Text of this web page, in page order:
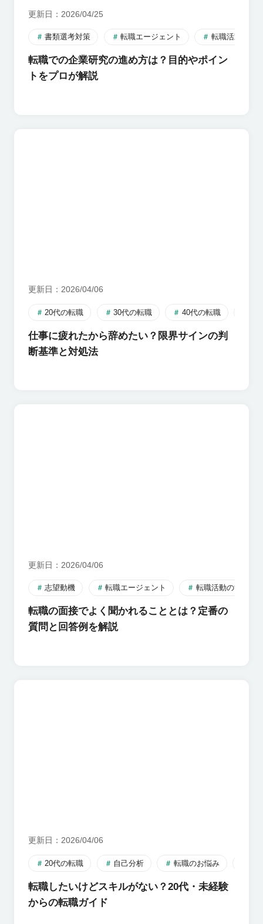
更新日 2026/04/25
書類選考対策 転職エージェント 転職活動のす
転職での企業研究の進め方は？目的やポイン
トをプロが解説
更新日 2026/04/06
20代の転職 30代の転職 40代の転職
仕事に疲れたから辞めたい？限界サインの判
断基準と対処法
更新日 2026/04/06
志望動機 転職エージェント 転職活動のすすめ
転職の面接でよく聞かれることとは？定番の
質問と回答例を解説
更新日 2026/04/06
20代の転職 自己分析 転職のお悩み
転職したいけどスキルがない？20代・未経験
からの転職ガイド